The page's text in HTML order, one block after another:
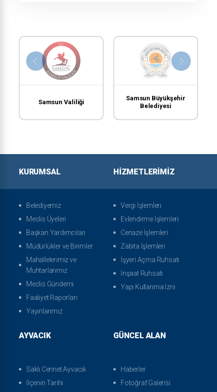
Samsun Valiliği
Samsun Büyükşehir
Belediyesi
KURUMSAL
Belediyemiz
Meclis Üyeleri
Başkan Yardımcıları
Müdürlükler ve Birimler
Mahallelerimiz ve
Muhtarlarımız
Meclis Gündemi
Faaliyet Raporları
Yayınlarımız
HIZMETLERIMIZ
Vergi İşlemleri
Evlendirme İşlemleri
Cenaze İşlemleri
Zabıta İşlemleri
İşyeri Açma Ruhsatı
İnşaat Ruhsatı
Yapı Kullanma İzni
AYVACIK
Saklı Cennet Ayvacık
İlçenin Tarihi
GÜNCEL ALAN
Haberler
Fotoğraf Galerisi